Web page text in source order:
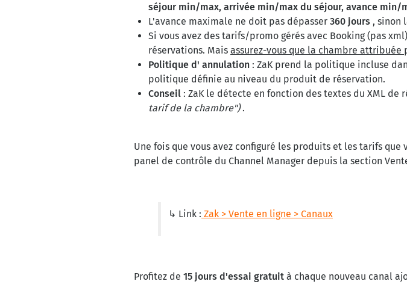
séjour min/max, arrivée min/max du séjour, avance
L'avance maximale ne doit pas dépasser 360 jours , sinon
Si vous avez des tarifs/promo gérés avec Booking (pas
réservations. Mais assurez-vous que la chambre attribuée
Politique d' annulation : ZaK prend la politique incluse
politique définie au niveau du produit de réservation.
Conseil : ZaK le détecte en fonction des textes du XML de
tarif de la chambre").
Une fois que vous avez configuré les produits et les tarifs
panel de contrôle du Channel Manager depuis la section
↳ Link : Zak > Vente en ligne > Canaux
Profitez de 15 jours d'essai gratuit à chaque nouveau canal